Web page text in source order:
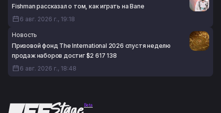
Fishman рассказал о том, как играть на Bane
6 авг. 2026 г., 19:18
Новость
Призовой фонд The International 2026 спустя неделю
продаж наборов достиг $2 617 138
6 авг. 2026 г., 18:48
Beta